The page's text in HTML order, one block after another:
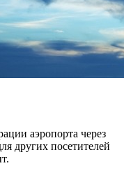
аэропорта через
других посетителей